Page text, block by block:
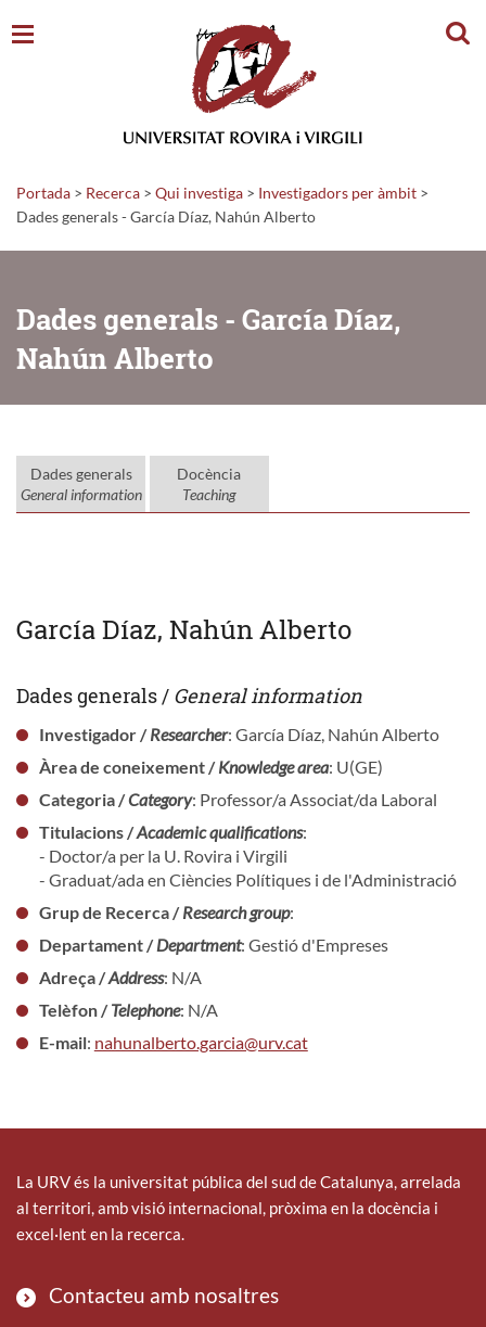
Portada > Recerca > Qui investiga > Investigadors per àmbit >
Dades generals - García Díaz, Nahún Alberto
Dades generals - García Díaz,
Nahún Alberto
Dades generals
General information
Docència
Teaching
García Díaz, Nahún Alberto
Dades generals / General information
Investigador /Researcher: García Díaz, Nahún Alberto
Àrea de coneixement /Knowledge area: U(GE)
Categoria /Category: Professor/a Associat/da Laboral
Titulacions /Academic qualifications:
- Doctor/a per la U. Rovira i Virgili
- Graduat/ada en Ciències Polítiques i de l'Administració
Grup de Recerca /Research group:
Departament /Department: Gestió d'Empreses
Adreça /Address: N/A
Telèfon /Telephone: N/A
E-mail: nahunalberto.garcia@urv.cat
La URV és la universitat pública del sud de Catalunya, arrelada
al territori, amb visió internacional, pròxima en la docència i
excel·lent en la recerca.
Contacteu amb nosaltres